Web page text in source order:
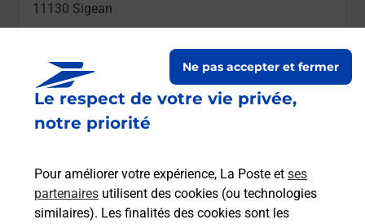
Le respect de votre vie privée,
notre priorité
Pour améliorer votre expérience, La Poste et ses
partenaires utilisent des cookies (ou technologies
similaires). Les finalités des cookies sont les
Ne pas accepter et fermer
11130 Sigean
Boîte aux lettres La Poste
42 Chemin De La Palme
11130 Sigean
Le lien s'ouvre dans un nouvel onglet